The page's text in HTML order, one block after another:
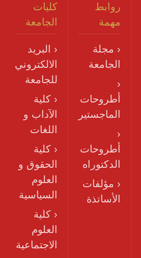
روابط
مهمة
‹ مجلة
الجامعة
‹
أطروحات
الماجستير
‹
أطروحات
الدكتوراه
‹ مؤلفات
الأساتذة
كليات
الجامعة
‹ البريد
الالكتروني
للجامعة
‹ كلية
الآداب و
اللغات
‹ كلية
الحقوق و
العلوم
السياسية
‹ كلية
العلوم
الاجتماعية